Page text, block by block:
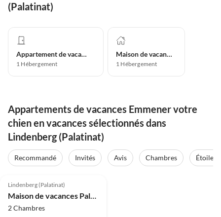
(Palatinat)
Appartement de vacances
1 Hébergement
Maison de vacances
1 Hébergement
Appartements de vacances Emmener votre
chien en vacances sélectionnés dans
Lindenberg (Palatinat)
Recommandé Invités Avis Chambres
Étoiles
Lindenberg (Palatinat)
Maison de vacances Palatin
2 Chambres